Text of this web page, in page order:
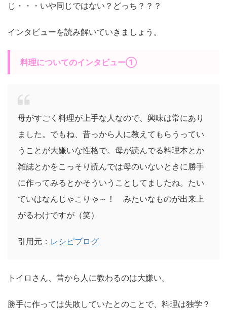
じ・・・いや同じではない？どっち？？？
インタビューを読み解いていきましょう。
料理についてのインタビュー①
母がすごく料理が上手な人なので、興味は常にあり
ました。でもね、昔っから人に教えてもらうってい
うことが大嫌いな性格で。母が読んでる料理本とか
雑誌とかをこっそり読んでは母のいないときに勝手
に作ってみるとかそういうことしてましたね。たい
ていはなんじゃこりゃ～！ みたいなものが出来上
がるわけですが（笑）
引用元： レシピブログ
トイロさん、昔から人に教わるのは大嫌い。
勝手に作っては失敗していたとのことで、料理は独学？